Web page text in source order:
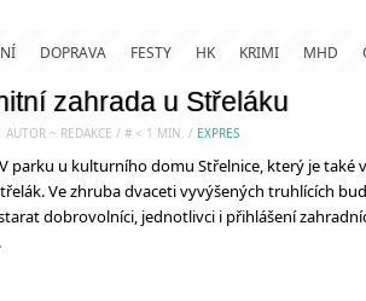
DOPRAVA FESTY HK KRIMI MHD
zahrada u Střeláku
AUTOR ~ REDAKCE / # < 1 MIN. / EXPRES
V parku u kulturního domu Střelnice, který je také
Ve zhruba dvaceti vyvýšených truhlících
dobrovolníci, jednotlivci i přihlášení